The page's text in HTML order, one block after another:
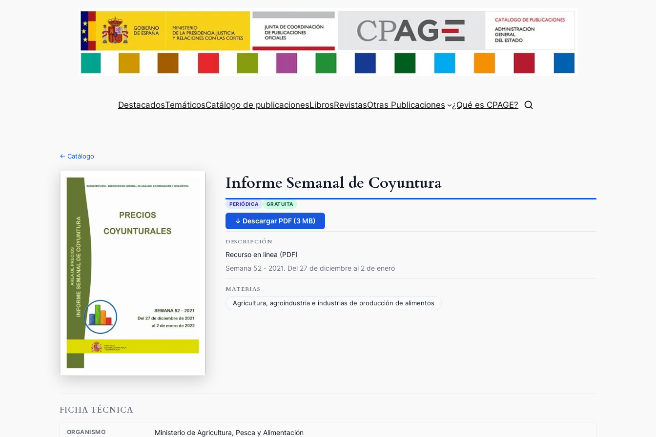
DestacadosTemáticosCatálogo de publicacionesLibrosRevistasOtras Publicaciones ¿Qué es CPAGE?
← Catálogo
Informe Semanal de Coyuntura
PERIÓDICA GRATUITA
↓ Descargar PDF (3 MB)
DESCRIPCIÓN
Recurso en línea (PDF)
Semana 52 - 2021. Del 27 de diciembre al 2 de enero
MATERIAS
Agricultura, agroindustria e industrias de producción de alimentos
FICHA TÉCNICA
ORGANISMO Ministerio de Agricultura, Pesca y Alimentación